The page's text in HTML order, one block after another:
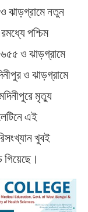
ঝাড়গ্রামে নতুন
পশ্চিম
৬৫৫ ও ঝাড়গ্রামে
ও ঝাড়গ্রামে
মৃত্যু
এই
খুবই